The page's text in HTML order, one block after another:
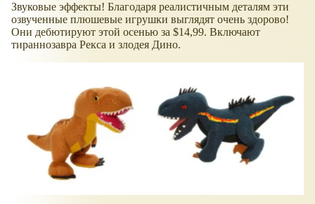
Звуковые эффекты! Благодаря реалистичным деталям эти
озвученные плюшевые игрушки выглядят очень здорово!
Они дебютируют этой осенью за $14,99. Включают
тираннозавра Рекса и злодея Дино.